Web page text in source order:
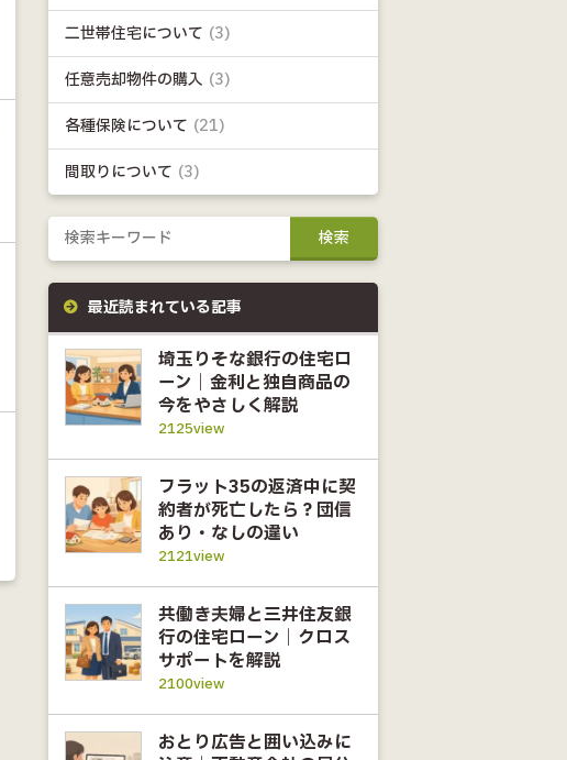
二世帯住宅について (3)
任意売却物件の購入 (3)
各種保険について (21)
間取りについて (3)
最近読まれている記事
埼玉りそな銀行の住宅ロ
ーン｜金利と独自商品の
今をやさしく解説
2125view
フラット35の返済中に契
約者が死亡したら？団信
あり・なしの違い
2121view
共働き夫婦と三井住友銀
行の住宅ローン｜クロス
サポートを解説
2100view
おとり広告と囲い込みに